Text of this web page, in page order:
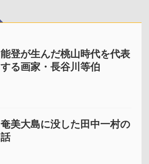
能登が生んだ桃山時代を代表
する画家・長谷川等伯
奄美大島に没した田中一村の
話